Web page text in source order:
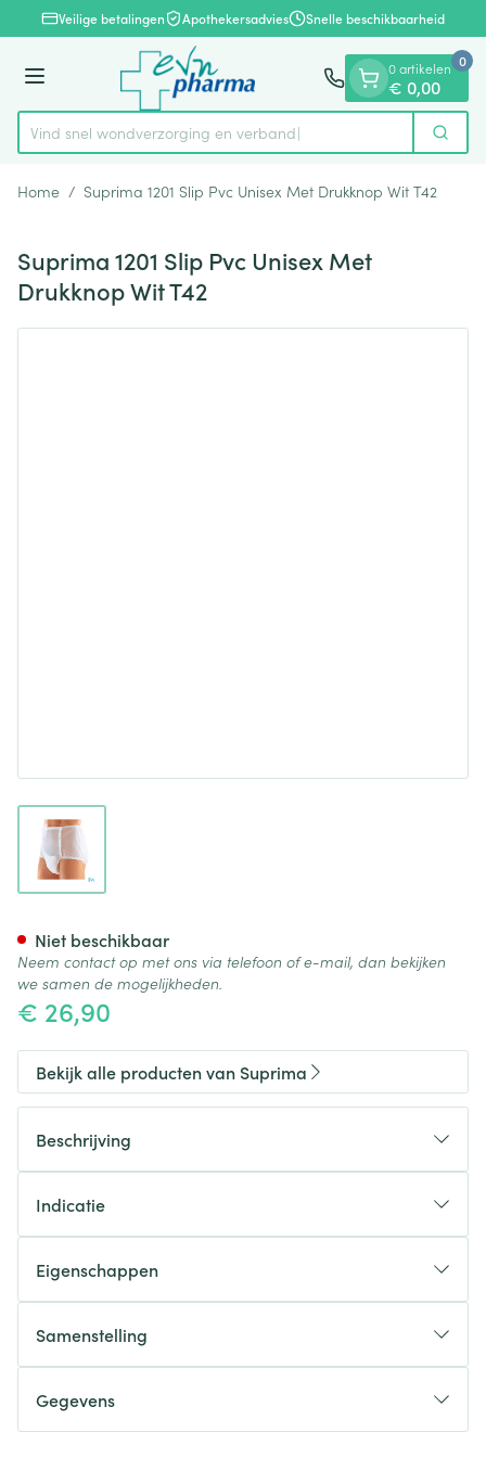
Ga naar de inhoud
1 van 1Veilige betalingen Apothekersadvies Snelle beschikbaarheid
Menu
Product, merk, categorie...
Vind snel wondverzorging en verband Zoek
0 artikelen
€ 0,00
0
Home / Suprima 1201 Slip Pvc Unisex Met Drukknop Wit T42
Suprima 1201 Slip Pvc Unisex Met
Drukknop Wit T42
View larger image
€ 26,90
Niet beschikbaar
Neem contact op met ons via telefoon of e-mail, dan bekijken
we samen de mogelijkheden.
Bekijk alle producten van Suprima
Beschrijving
Indicatie
Eigenschappen
spaart verpleegtijd
Kleur
Verpakking
Samenstelling
Gegevens